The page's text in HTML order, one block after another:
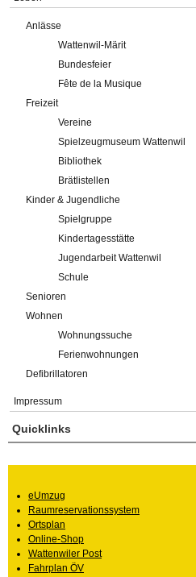
Anlässe
Wattenwil-Märit
Bundesfeier
Fête de la Musique
Freizeit
Vereine
Spielzeugmuseum Wattenwil
Bibliothek
Brätlistellen
Kinder & Jugendliche
Spielgruppe
Kindertagesstätte
Jugendarbeit Wattenwil
Schule
Senioren
Wohnen
Wohnungssuche
Ferienwohnungen
Defibrillatoren
Impressum
Quicklinks
eUmzug
Raumreservationssystem
Ortsplan
Online-Shop
Wattenwiler Post
Fahrplan ÖV